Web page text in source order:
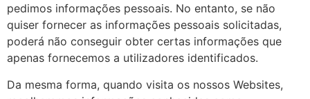
pedimos informações pessoais. No entanto, se não
quiser fornecer as informações pessoais solicitadas,
poderá não conseguir obter certas informações que
apenas fornecemos a utilizadores identificados.
Da mesma forma, quando visita os nossos Websites,